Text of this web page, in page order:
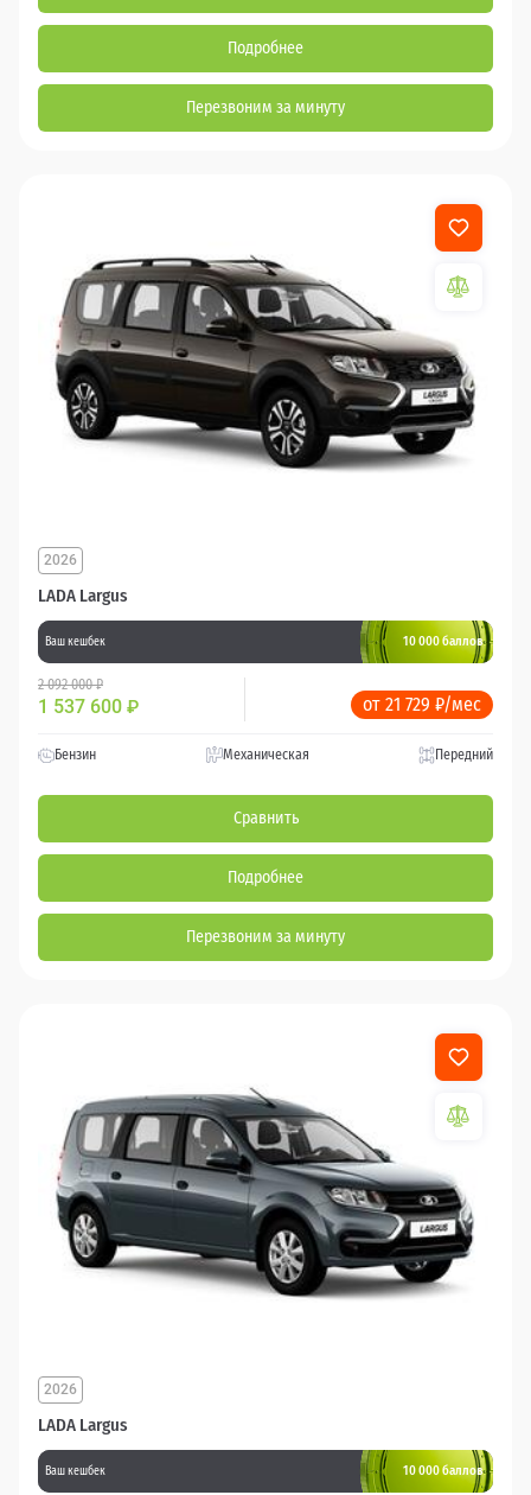
Подробнее
Перезвоним за минуту
LADA Largus
2026
Ваш кешбек 10 000 баллов
2 092 000 ₽
1 537 600 ₽ от 21 729 ₽/мес
Бензин Механическая Передний
Сравнить
Подробнее
Перезвоним за минуту
LADA Largus
2026
Ваш кешбек 10 000 баллов